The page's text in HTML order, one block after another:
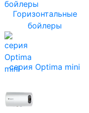
Горизонтальные
бойлеры
серия Optima mini